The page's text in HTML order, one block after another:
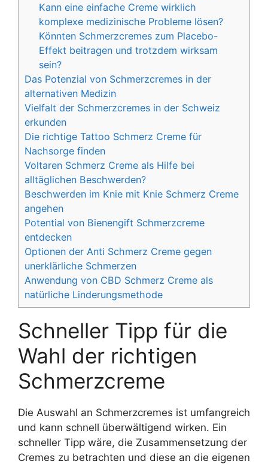
Kann eine einfache Creme wirklich
komplexe medizinische Probleme lösen?
Könnten Schmerzcremes zum Placebo-
Effekt beitragen und trotzdem wirksam
sein?
Das Potenzial von Schmerzcremes in der
alternativen Medizin
Vielfalt der Schmerzcremes in der Schweiz
erkunden
Die richtige Tattoo Schmerz Creme für
Nachsorge finden
Voltaren Schmerz Creme als Hilfe bei
alltäglichen Beschwerden?
Beschwerden im Knie mit Knie Schmerz Creme
angehen
Potential von Bienengift Schmerzcreme
entdecken
Optionen der Anti Schmerz Creme gegen
unerklärliche Schmerzen
Anwendung von CBD Schmerz Creme als
natürliche Linderungsmethode
Schneller Tipp für die
Wahl der richtigen
Schmerzcreme
Die Auswahl an Schmerzcremes ist umfangreich
und kann schnell überwältigend wirken. Ein
schneller Tipp wäre, die Zusammensetzung der
Cremes zu betrachten und diese an die eigenen